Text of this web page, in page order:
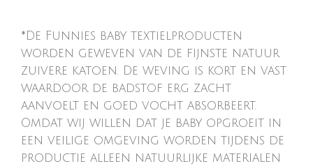
*De Funnies baby textielproducten
worden geweven van de fijnste natuur
zuivere katoen. De weving is kort en vast
waardoor de badstof erg zacht
aanvoelt en goed vocht absorbeert.
Omdat wij willen dat je baby opgroeit in
een veilige omgeving worden tijdens de
productie alleen natuurlijke materialen